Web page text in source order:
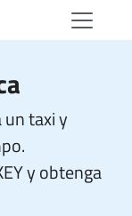
taxi y
y obtenga